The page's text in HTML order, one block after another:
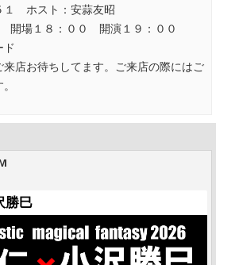
１ ホスト：安蒜友昭
開場１８：００ 開演１９：００
ド
来店お待ちしてます。ご来店の際にはご
勝巳